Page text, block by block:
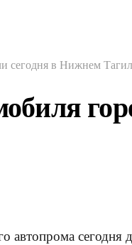
сегодня в Нижнем
автопрома